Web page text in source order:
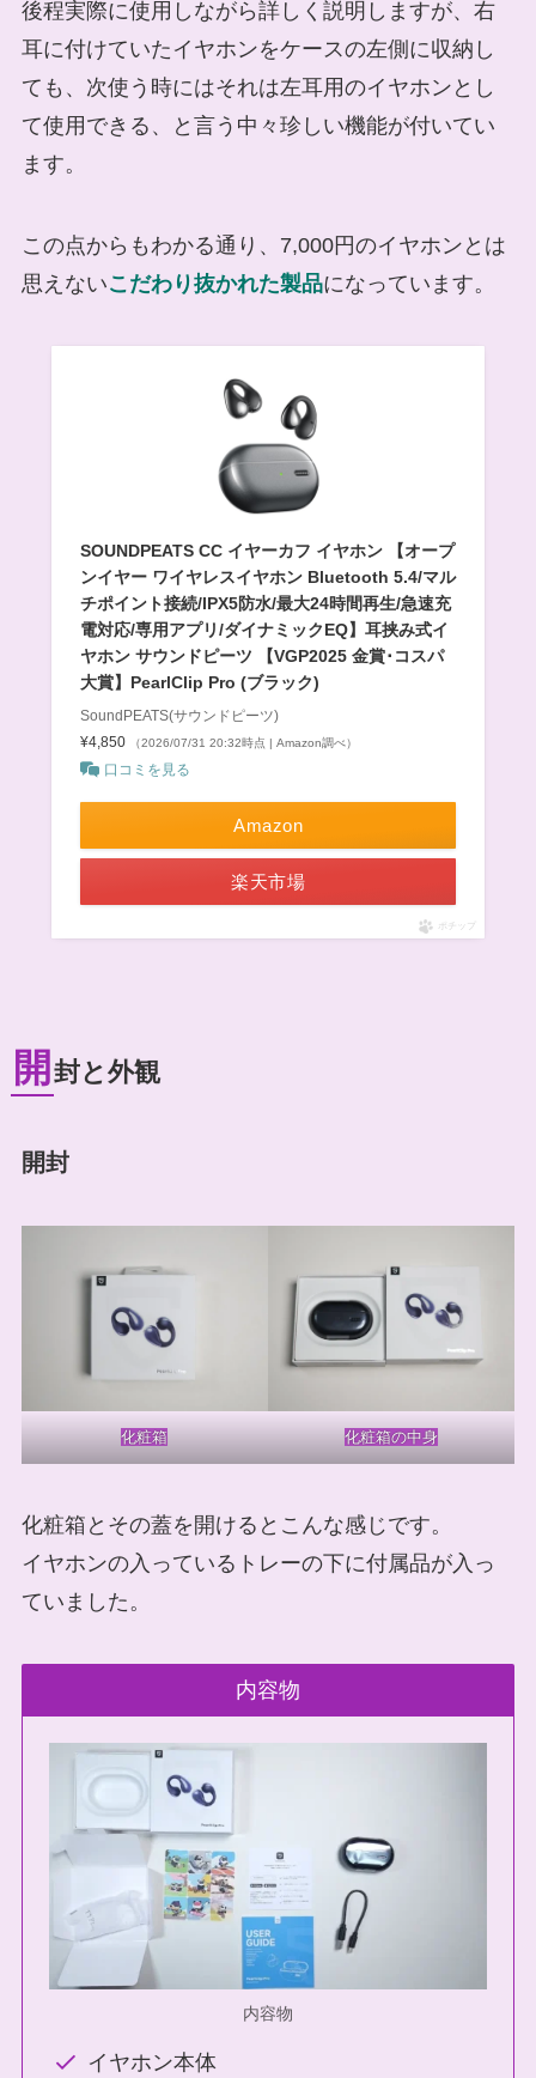
後程実際に使用しながら詳しく説明しますが、右
耳に付けていたイヤホンをケースの左側に収納し
ても、次使う時にはそれは左耳用のイヤホンとし
て使用できる、と言う中々珍しい機能が付いてい
ます。
この点からもわかる通り、7,000円のイヤホンとは
思えないこだわり抜かれた製品になっています。
SOUNDPEATS CC イヤーカフ イヤホン 【オープ
ンイヤー ワイヤレスイヤホン Bluetooth 5.4/マル
チポイント接続/IPX5防水/最大24時間再生/急速充
電対応/専用アプリ/ダイナミックEQ】耳挟み式イ
ヤホン サウンドピーツ 【VGP2025 金賞･コスパ
大賞】PearlClip Pro (ブラック)
SoundPEATS(サウンドピーツ)
¥4,850
（2026/07/31 20:32時点 | Amazon調べ）
口コミを見る
Amazon
楽天市場
ポチップ
開 封と外観
開封
化粧箱 化粧箱の中身
化粧箱とその蓋を開けるとこんな感じです。
イヤホンの入っているトレーの下に付属品が入っ
ていました。
内容物
内容物
イヤホン本体